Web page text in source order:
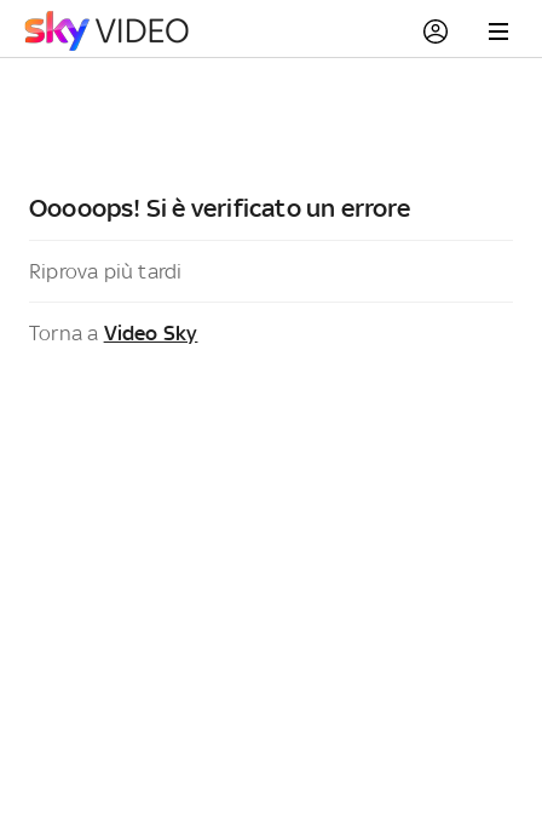
Ooooops! Si è verificato un errore
Riprova più tardi
Torna a Video Sky